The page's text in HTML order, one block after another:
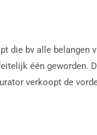
die bv alle belangen
één geworden.
verkoopt de